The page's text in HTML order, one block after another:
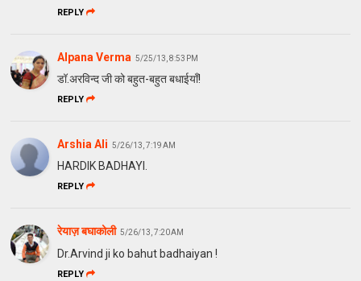
REPLY
Alpana Verma 5/25/13, 8:53 PM
डॉ.अरविन्द जी को बहुत-बहुत बधाईयाँ!
REPLY
Arshia Ali 5/26/13, 7:19 AM
HARDIK BADHAYI.
REPLY
रेयाज़ बघाकोली 5/26/13, 7:20 AM
Dr.Arvind ji ko bahut badhaiyan !
REPLY